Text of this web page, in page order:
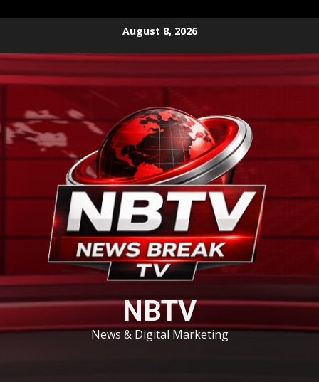
content
August 8, 2026
NBTV
News & Digital Marketing